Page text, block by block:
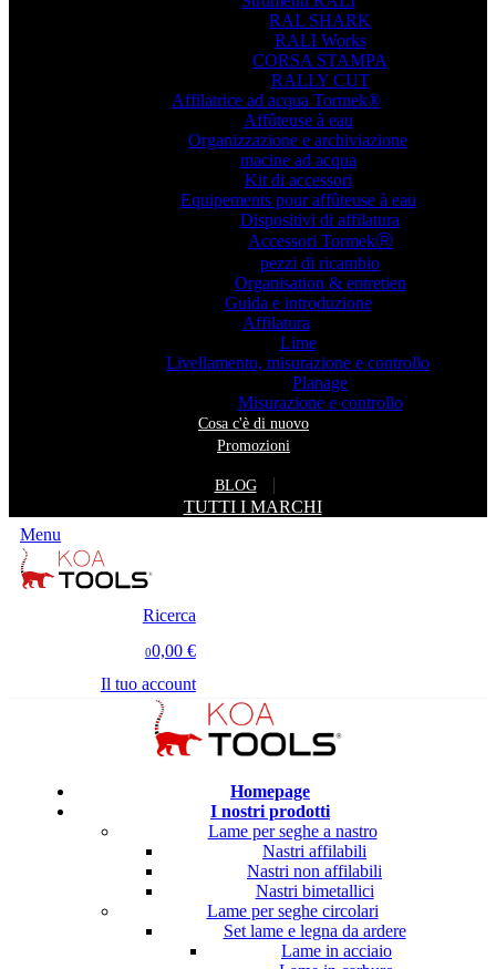
RAL SHARK
RALI Works
CORSA STAMPA
RALLY CUT
Affilatrice ad acqua Tormek®
Affûteuse à eau
Organizzazione e archiviazione
macine ad acqua
Kit di accessori
Equipements pour affûteuse à eau
Dispositivi di affilatura
Accessori TormekⓇ
pezzi di ricambio
Organisation & entretien
Guida e introduzione
Affilatura
Lime
Livellamento, misurazione e controllo
Planage
Misurazione e controllo
Cosa c'è di nuovo
Promozioni
BLOG
TUTTI I MARCHI
Menu
Ricerca
00,00 €
Il tuo account
Homepage
I nostri prodotti
Lame per seghe a nastro
Nastri affilabili
Nastri non affilabili
Nastri bimetallici
Lame per seghe circolari
Set lame e legna da ardere
Lame in acciaio